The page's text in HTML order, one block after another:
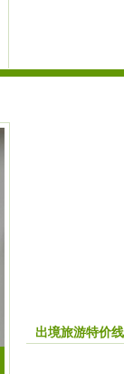
出境旅游特价